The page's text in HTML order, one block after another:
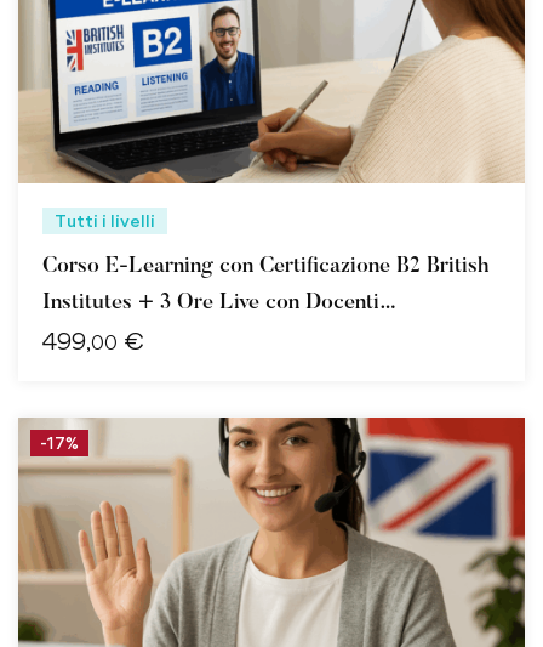
Tutti i livelli
Corso E-Learning con Certificazione B2 British
Institutes + 3 Ore Live con Docenti
Specializzati
499,00 €
-17%